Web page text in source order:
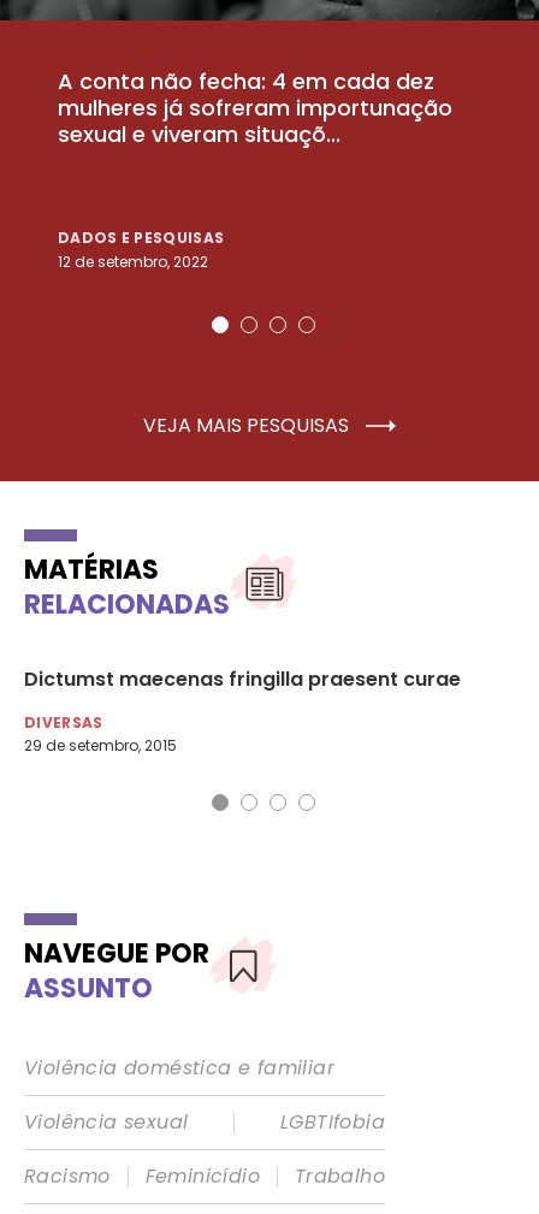
A conta não fecha: 4 em cada dez
mulheres já sofreram importunação
sexual e viveram situaçõ...
DADOS E PESQUISAS
12 de setembro, 2022
VEJA MAIS PESQUISAS
MATÉRIAS
RELACIONADAS
Dictumst maecenas fringilla praesent curae
DIVERSAS
29 de setembro, 2015
NAVEGUE POR
ASSUNTO
Violência doméstica e familiar
Violência sexual
|
LGBTIfobia
Racismo
| Feminicídio |
Trabalho